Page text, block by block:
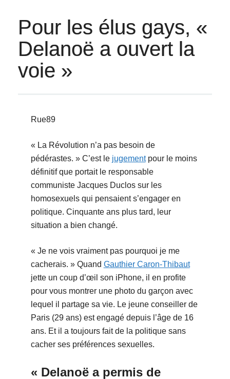
Pour les élus gays, «
Delanoë a ouvert la
voie »
Rue89
« La Révolution n’a pas besoin de
pédérastes. » C’est le jugementpour le moins
définitif que portait le responsable
communiste Jacques Duclos sur les
homosexuels qui pensaient s’engager en
politique. Cinquante ans plus tard, leur
situation a bien changé.
« Je ne vois vraiment pas pourquoi je me
cacherais. » Quand Gauthier Caron-Thibaut
jette un coup d’œil son iPhone, il en profite
pour vous montrer une photo du garçon avec
lequel il partage sa vie. Le jeune conseiller de
Paris (29 ans) est engagé depuis l’âge de 16
ans. Et il a toujours fait de la politique sans
cacher ses préférences sexuelles.
« Delanoë a permis de